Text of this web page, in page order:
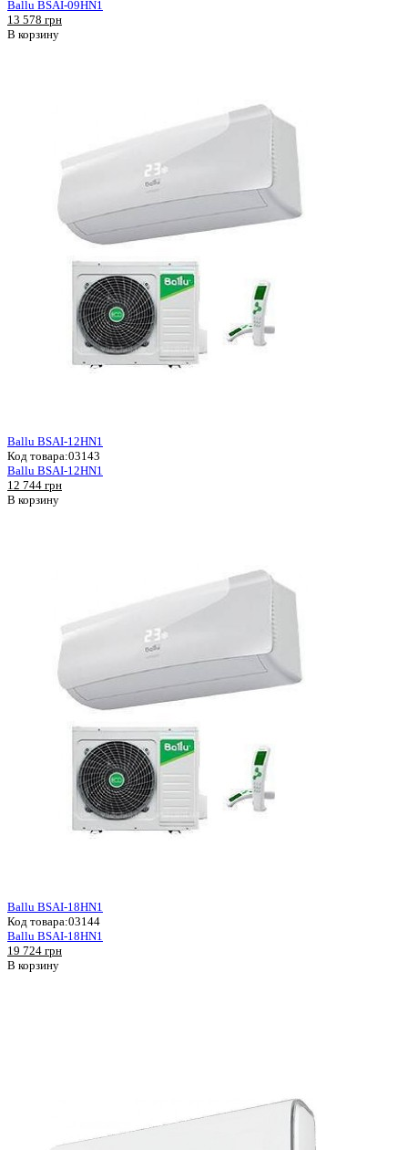
Ballu BSAI-09HN1
13 578 грн
В корзину
Ballu BSAI-12HN1
Код товара:03143
Ballu BSAI-12HN1
12 744 грн
В корзину
Ballu BSAI-18HN1
Код товара:03144
Ballu BSAI-18HN1
19 724 грн
В корзину